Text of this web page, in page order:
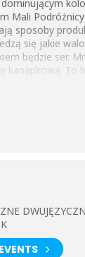
Mali
sposoby
się jakie
będzie ser.
kanapkową. To